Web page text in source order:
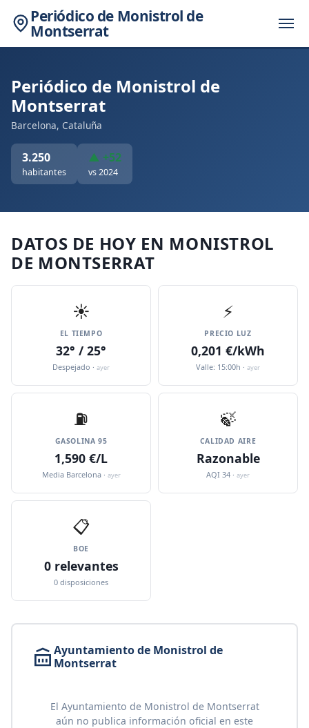
Periódico de Monistrol de
Montserrat
Periódico de Monistrol de
Montserrat
Barcelona, Cataluña
3.250
habitantes
▲ +52
vs 2024
DATOS DE HOY EN MONISTROL
DE MONTSERRAT
☀️
EL TIEMPO
32° / 25°
Despejado · ayer
⚡
PRECIO LUZ
0,201 €/kWh
Valle: 15:00h · ayer
⛽️
GASOLINA 95
1,590 €/L
Media Barcelona · ayer
🍃
CALIDAD AIRE
Razonable
AQI 34 · ayer
📋
BOE
0 relevantes
0 disposiciones
Ayuntamiento de Monistrol de
Montserrat
El Ayuntamiento de Monistrol de Montserrat
aún no publica información oficial en este